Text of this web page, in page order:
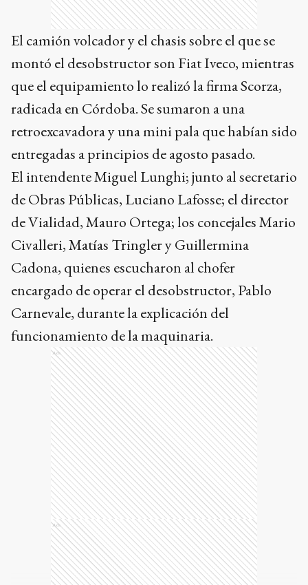
El camión volcador y el chasis sobre el que se
montó el desobstructor son Fiat Iveco, mientras
que el equipamiento lo realizó la firma Scorza,
radicada en Córdoba. Se sumaron a una
retroexcavadora y una mini pala que habían sido
entregadas a principios de agosto pasado.
El intendente Miguel Lunghi; junto al secretario
de Obras Públicas, Luciano Lafosse; el director
de Vialidad, Mauro Ortega; los concejales Mario
Civalleri, Matías Tringler y Guillermina
Cadona, quienes escucharon al chofer
encargado de operar el desobstructor, Pablo
Carnevale, durante la explicación del
funcionamiento de la maquinaria.
Ads
Ads